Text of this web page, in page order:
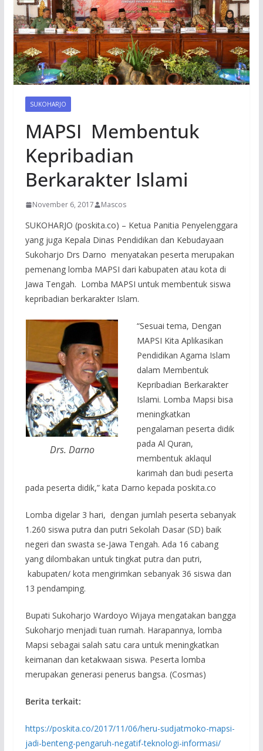
SUKOHARJO
MAPSI Membentuk
Kepribadian
Berkarakter Islami
November 6, 2017 Mascos
SUKOHARJO (poskita.co) – Ketua Panitia Penyelenggara
yang juga Kepala Dinas Pendidikan dan Kebudayaan
Sukoharjo Drs Darno menyatakan peserta merupakan
pemenang lomba MAPSI dari kabupaten atau kota di
Jawa Tengah. Lomba MAPSI untuk membentuk siswa
kepribadian berkarakter Islam.
Drs. Darno
“Sesuai tema, Dengan
MAPSI Kita Aplikasikan
Pendidikan Agama Islam
dalam Membentuk
Kepribadian Berkarakter
Islami. Lomba Mapsi bisa
meningkatkan
pengalaman peserta didik
pada Al Quran,
membentuk aklaqul
karimah dan budi peserta
pada peserta didik,” kata Darno kepada poskita.co
Lomba digelar 3 hari, dengan jumlah peserta sebanyak
1.260 siswa putra dan putri Sekolah Dasar (SD) baik
negeri dan swasta se-Jawa Tengah. Ada 16 cabang
yang dilombakan untuk tingkat putra dan putri,
kabupaten/ kota mengirimkan sebanyak 36 siswa dan
13 pendamping.
Bupati Sukoharjo Wardoyo Wijaya mengatakan bangga
Sukoharjo menjadi tuan rumah. Harapannya, lomba
Mapsi sebagai salah satu cara untuk meningkatkan
keimanan dan ketakwaan siswa. Peserta lomba
merupakan generasi penerus bangsa. (Cosmas)
Berita terkait:
https://poskita.co/2017/11/06/heru-sudjatmoko-mapsi-
jadi-benteng-pengaruh-negatif-teknologi-informasi/